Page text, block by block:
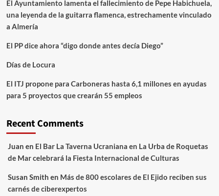
El Ayuntamiento lamenta el fallecimiento de Pepe Habichuela,
una leyenda de la guitarra flamenca, estrechamente vinculado
a Almería
El PP dice ahora “digo donde antes decía Diego”
Días de Locura
El ITJ propone para Carboneras hasta 6,1 millones en ayudas
para 5 proyectos que crearán 55 empleos
Recent Comments
Juan en El Bar La Taverna Ucraniana en La Urba de Roquetas
de Mar celebrará la Fiesta Internacional de Culturas
Susan Smith en Más de 800 escolares de El Ejido reciben sus
carnés de ciberexpertos